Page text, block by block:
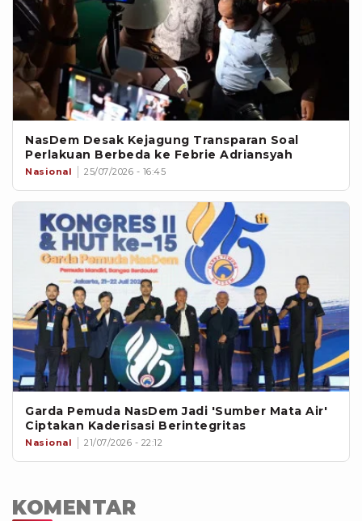
NasDem Desak Kejagung Transparan Soal
Perlakuan Berbeda ke Febrie Adriansyah
Nasional 25/07/2026 - 16:45
Garda Pemuda NasDem Jadi 'Sumber Mata Air'
Ciptakan Kaderisasi Berintegritas
Nasional 21/07/2026 - 22:12
KOMENTAR